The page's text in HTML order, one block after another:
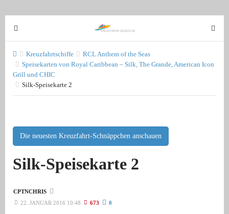
T
o
g
g
l
e
v
a
o
T
o
g
Kreuzfahrtschiffe
RCL Anthem of the Seas
Speisekarten von Royal Caribbean – Silk, The Grande, American Icon
Grill und CHIC
Silk-Speisekarte 2
Die neuesten Kreuzfahrt-Schnäppchen anschauen
Silk-Speisekarte 2
CPTNCHRIS
22. JANUAR 2016 10:48
673 0